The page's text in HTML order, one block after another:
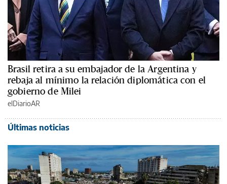
Brasil retira a su embajador de la Argentina y
rebaja al mínimo la relación diplomática con el
gobierno de Milei
elDiarioAR
Últimas noticias